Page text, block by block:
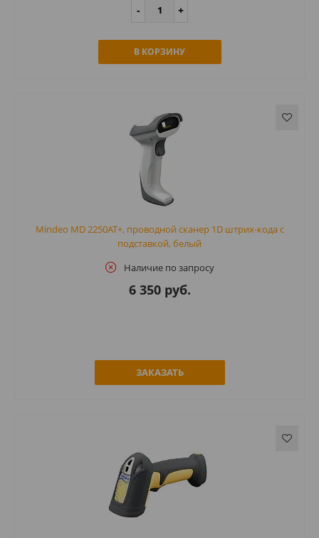
В КОРЗИНУ
Mindeo MD 2250AT+, проводной сканер 1D штрих-кода с
подставкой, белый
Наличие по запросу
6 350 руб.
ЗАКАЗАТЬ